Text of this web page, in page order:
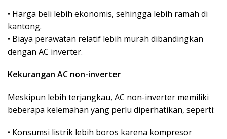
• Harga beli lebih ekonomis, sehingga lebih ramah di
kantong.
• Biaya perawatan relatif lebih murah dibandingkan
dengan AC inverter.
Kekurangan AC non-inverter
Meskipun lebih terjangkau, AC non-inverter memiliki
beberapa kelemahan yang perlu diperhatikan, seperti:
• Konsumsi listrik lebih boros karena kompresor